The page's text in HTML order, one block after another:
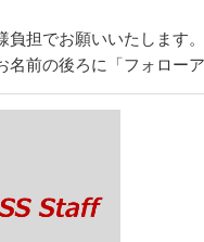
担でお願いいたします。
前の後ろに「フォロー